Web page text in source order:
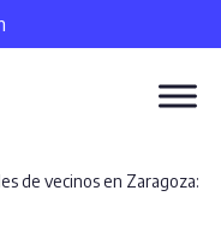
de vecinos en Zaragoza: